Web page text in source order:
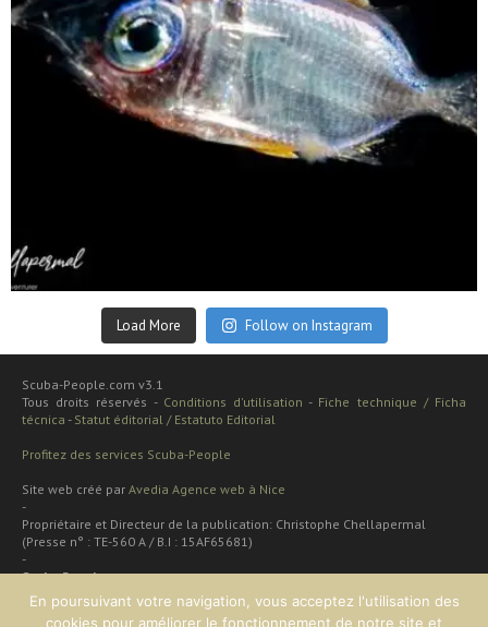
Sep 24
Load More Follow on Instagram
Scuba-People.com v3.1
Tous droits réservés - Conditions d'utilisation - Fiche technique / Ficha
técnica - Statut éditorial / Estatuto Editorial
Profitez des services Scuba-People
Site web créé par Avedia Agence web à Nice
-
Propriétaire et Directeur de la publication: Christophe Chellapermal
(Presse n° : TE-560 A / B.I : 15AF65681)
-
Scuba People
Rua cardal de são josé 48 apt
2 dt
En poursuivant votre navigation, vous acceptez l'utilisation des
cookies pour améliorer le fonctionnement de notre site et